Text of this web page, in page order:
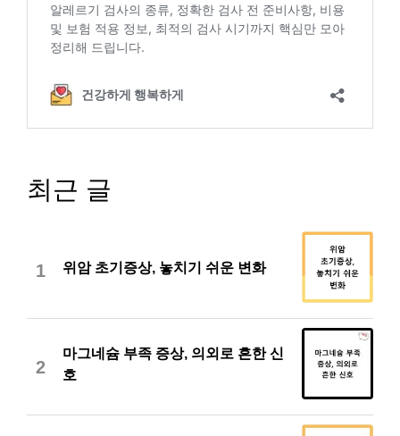
최근 글
1 위암 초기증상, 놓치기 쉬운 변화
2
마그네슘 부족 증상, 의외로 흔한 신
호